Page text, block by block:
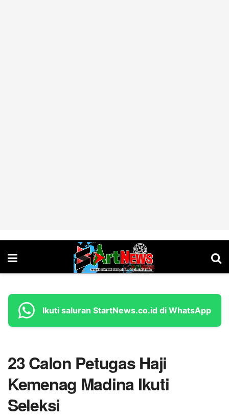
Ikuti saluran StartNews.co.id di WhatsApp
23 Calon Petugas Haji
Kemenag Madina Ikuti
Seleksi